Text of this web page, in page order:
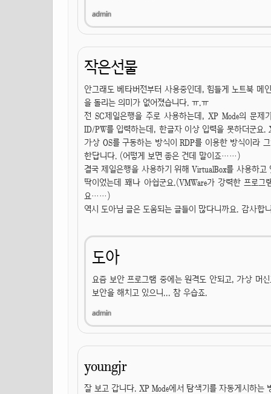
작은선물
안그래도 베타버전부터 사용중인데, 힘들게 노트북
을 돌리는 의미가 없어졌습니다. ㅠ.ㅠ
전 SC제일은행을 주로 사용하는데, XP Mode의 문
ID/PW를 입력하는데, 한글자 이상 입력을 못하더군요
가상 OS를 구동하는 방식이 RDP를 이용한 방식이라
한답니다. (어떻게 보면 좋은 건데 말이죠……)
결국 제일은행을 사용하기 위해 VirtualBox를 사용하
딱이었는데 꽤나 아쉽군요.(VMWare가 강력한 프로
요……)
역시 도아님 글은 도움되는 글들이 많다니까요. 감사합
도아
요즘 보안 프로그램 중에는 원격도 안되고, 가상 머
보안을 해치고 있으니... 참 우습죠.
youngjr
잘 보고 갑니다. XP Mode에서 탐색기를 자동게시하는